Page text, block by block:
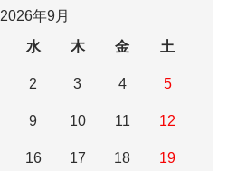
2026年9月
水 木 金 土
2 3 4 5
9 10 11 12
16 17 18 19